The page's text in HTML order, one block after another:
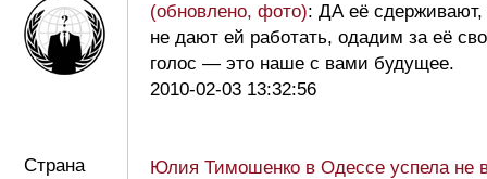
Страна
(обновлено, фото): ДА её сдерживают,
не дают ей работать, одадим за её
голос — это наше с вами будущее.
2010-02-03 13:32:56
Юлия Тимошенко в Одессе успела не